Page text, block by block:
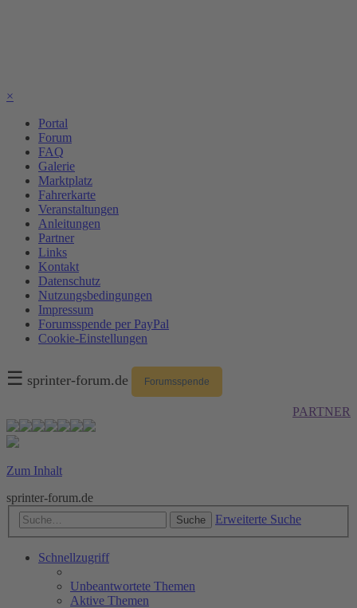
×
Portal
Forum
FAQ
Galerie
Marktplatz
Fahrerkarte
Veranstaltungen
Anleitungen
Partner
Links
Kontakt
Datenschutz
Nutzungsbedingungen
Impressum
Forumsspende per PayPal
Cookie-Einstellungen
☰ sprinter-forum.de Forumsspende
PARTNER
Zum Inhalt
sprinter-forum.de
Suche Erweiterte Suche
Schnellzugriff
Unbeantwortete Themen
Aktive Themen